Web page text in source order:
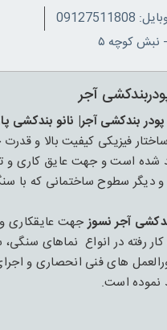
آجر
بندکشی آجر| نانو بندکشی
فیزیکی کیفیت بالا و
دیگر سطوح ساختمانی که با
آجر نسوزجهت عایقکاری
در انواع نماهای سنگی،
های فنی انحصاری و
نموده است.